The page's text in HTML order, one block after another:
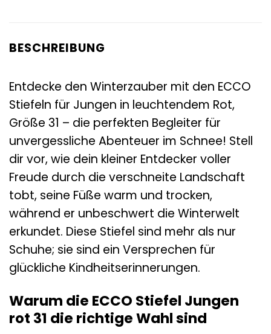
BESCHREIBUNG
Entdecke den Winterzauber mit den ECCO
Stiefeln für Jungen in leuchtendem Rot,
Größe 31 – die perfekten Begleiter für
unvergessliche Abenteuer im Schnee! Stell
dir vor, wie dein kleiner Entdecker voller
Freude durch die verschneite Landschaft
tobt, seine Füße warm und trocken,
während er unbeschwert die Winterwelt
erkundet. Diese Stiefel sind mehr als nur
Schuhe; sie sind ein Versprechen für
glückliche Kindheitserinnerungen.
Warum die ECCO Stiefel Jungen
rot 31 die richtige Wahl sind